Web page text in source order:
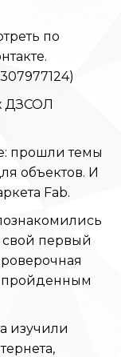
по
ДЗСОЛ
прошли темы
объектов. И
Fab.
свой первый
пройденным
изучили